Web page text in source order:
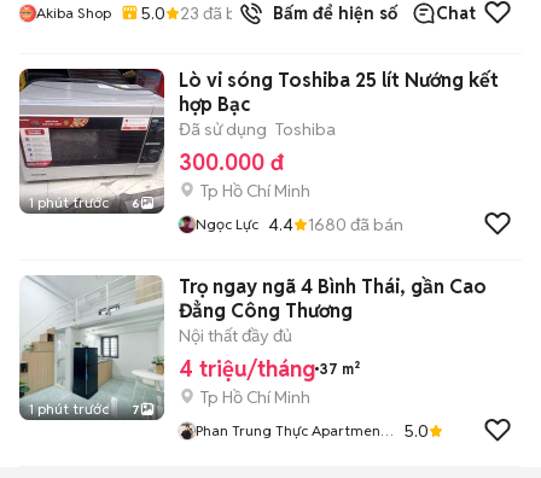
Akiba Shop 5.0 23 đã bán Bấm để hiện số Chat
1 phút trước 6
Lò vi sóng Toshiba 25 lít Nướng kết
hợp Bạc
Đã sử dụng Toshiba
300.000 đ
Tp Hồ Chí Minh
Ngọc Lực 4.4 1680 đã bán
1 phút trước 7
Trọ ngay ngã 4 Bình Thái, gần Cao
Đẳng Công Thương
Nội thất đầy đủ
4 triệu/tháng 37 m²
Tp Hồ Chí Minh
Phan Trung Thực Apartment
5.0